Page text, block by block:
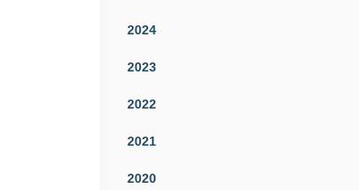
2024
2023
2022
2021
2020